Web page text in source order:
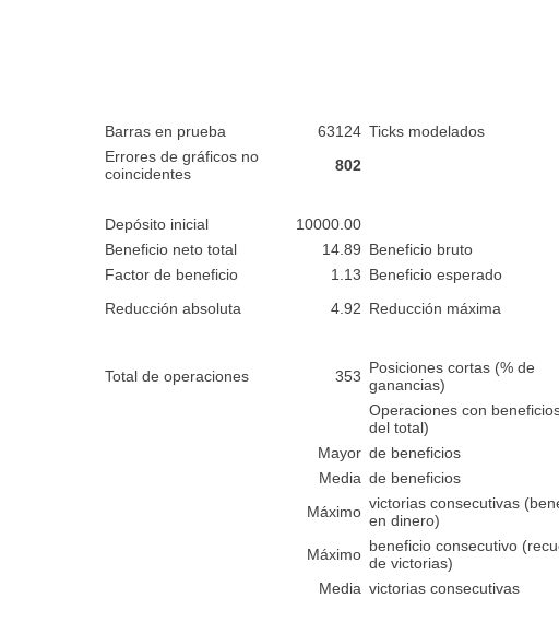
Barras en prueba
63124 Ticks modelados
Errores de gráficos no
coincidentes
802
Depósito inicial
10000.00
Beneficio neto total
14.89 Beneficio bruto
Factor de beneficio
1.13 Beneficio esperado
Reducción absoluta
4.92 Reducción máxima
Total de operaciones 353 Posiciones cortas (% de
ganancias)
Operaciones con
del total)
Mayor de beneficios
Media de beneficios
Máximo victorias consecutivas
en dinero)
Máximo beneficio consecutivo
de victorias)
Media victorias consecutivas